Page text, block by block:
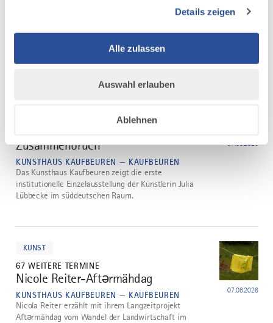
Details zeigen
Alle zulassen
Auswahl erlauben
Ablehnen
Zusammenbruch
KUNSTHAUS KAUFBEUREN — KAUFBEUREN
07.08.2026
Das Kunsthaus Kaufbeuren zeigt die erste
institutionelle Einzelausstellung der Künstlerin Julia
Lübbecke im süddeutschen Raum.
KUNST
67 WEITERE TERMINE
4
Nicole Reiter-Aftərmähdag
KUNSTHAUS KAUFBEUREN — KAUFBEUREN 07.08.2026
Nicola Reiter erzählt mit ihrem Langzeitprojekt
Aftərmähdag vom Wandel der Landwirtschaft im